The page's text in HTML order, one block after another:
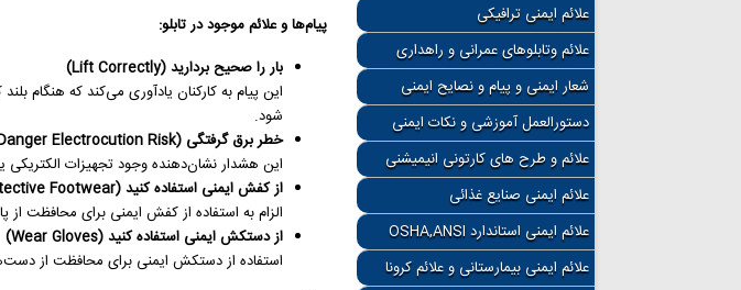
علائم ایمنی ترافیکی
علائم وتابلوهای عمرانی و راهداری
شعار ایمنی و پیام و نصایح ایمنی
دستورالعمل آموزشی و نکات ایمنی
علائم و طرح های کارتونی انیمیشنی
علائم ایمنی صنایع غذائی
علائم ایمنی استاندارد OSHA,ANSI
علائم ایمنی بیمارستانی و علائم کرونا
پیام‌ها و علائم موجود در تابلو:
بار را صحیح بردارید (Lift Correctly)
این پیام به کارکنان یادآوری می‌کند که هنگام
شود.
خطر برق گرفتگی (Danger Electrocution Risk)
این هشدار نشان‌دهنده وجود تجهیزات الکتریکی
از کفش ایمنی استفاده کنید (Wear Protective Footwear)
الزام به استفاده از کفش ایمنی برای محافظت
از دستکش ایمنی استفاده کنید (Wear Gloves)
استفاده از دستکش ایمنی برای محافظت از